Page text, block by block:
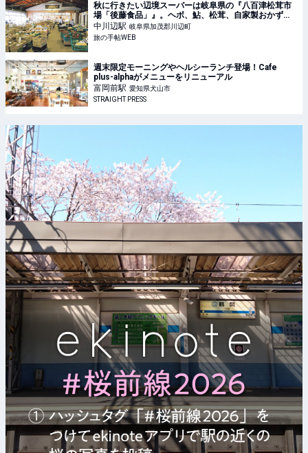
秋に行きたい辺境スーパーは岐阜県の『八百津松茸市
場「後藤食品」』。ヘボ、鮎、松茸、自家製おかずを
忘れずに｜旅の手帖WEB
中川辺駅 岐阜県加茂郡川辺町
旅の手帖WEB
週末限定モーニングやヘルシーランチ登場！Cafe
plus-alphaがメニューをリニューアル
富岡前駅 愛知県犬山市
STRAIGHT PRESS